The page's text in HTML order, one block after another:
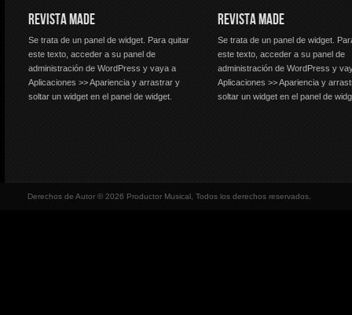
REVISTA MADE
Se trata de un panel de widget. Para quitar
este texto, acceder a su panel de
administración de WordPress y vaya a
Aplicaciones >> Apariencia y arrastrar y
soltar un widget en el panel de widget.
REVISTA MADE
Se trata de un panel de widget.
este texto, acceder a su panel de
administración de WordPress y
Aplicaciones >> Apariencia y
soltar un widget en el panel de
Derechos de Autor © 2026 Productor Musical, Todos los derechos reservados.